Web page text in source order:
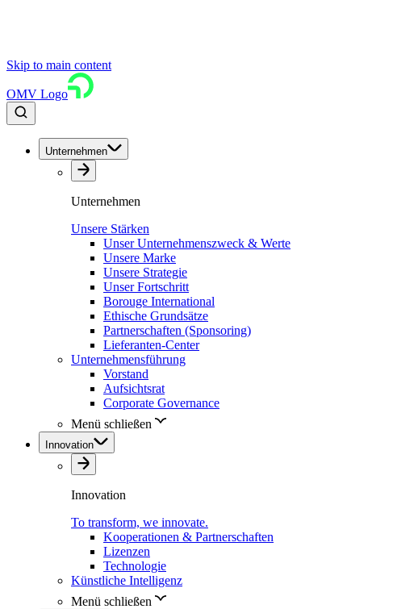
Skip to main content
OMV Logo
Unternehmen
Unternehmen
Unsere Stärken
Unser Unternehmenszweck & Werte
Unsere Marke
Unsere Strategie
Unser Fortschritt
Borouge International
Ethische Grundsätze
Partnerschaften (Sponsoring)
Lieferanten-Center
Unternehmensführung
Vorstand
Aufsichtsrat
Corporate Governance
Menü schließen
Innovation
Innovation
To transform, we innovate.
Kooperationen & Partnerschaften
Lizenzen
Technologie
Künstliche Intelligenz
Menü schließen